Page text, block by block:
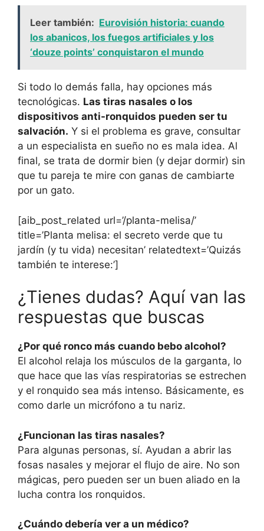
Leer también: Eurovisión historia: cuando
los abanicos, los fuegos artificiales y los
‘douze points’ conquistaron el mundo
Si todo lo demás falla, hay opciones más
tecnológicas. Las tiras nasales o los
dispositivos anti-ronquidos pueden ser tu
salvación. Y si el problema es grave, consultar
a un especialista en sueño no es mala idea. Al
final, se trata de dormir bien (y dejar dormir) sin
que tu pareja te mire con ganas de cambiarte
por un gato.
[aib_post_related url=’/planta-melisa/’
title=’Planta melisa: el secreto verde que tu
jardín (y tu vida) necesitan’ relatedtext=’Quizás
también te interese:’]
¿Tienes dudas? Aquí van las
respuestas que buscas
¿Por qué ronco más cuando bebo alcohol?
El alcohol relaja los músculos de la garganta, lo
que hace que las vías respiratorias se estrechen
y el ronquido sea más intenso. Básicamente, es
como darle un micrófono a tu nariz.
¿Funcionan las tiras nasales?
Para algunas personas, sí. Ayudan a abrir las
fosas nasales y mejorar el flujo de aire. No son
mágicas, pero pueden ser un buen aliado en la
lucha contra los ronquidos.
¿Cuándo debería ver a un médico?